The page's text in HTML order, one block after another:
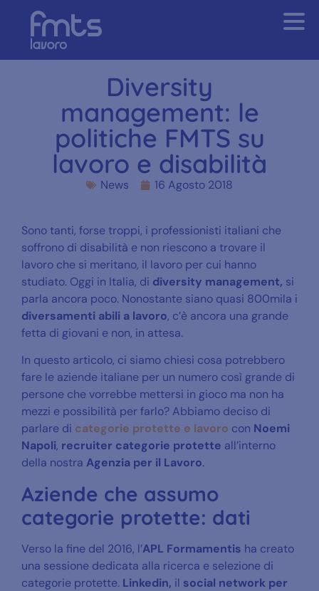
Diversity
management: le
politiche FMTS su
lavoro e disabilità
News 16 Agosto 2018
Sono tanti, forse troppi, i professionisti italiani che
soffrono di disabilità e non riescono a trovare il
lavoro che si meritano, il lavoro per cui hanno
studiato. Oggi in Italia, di diversity management, si
parla ancora poco. Nonostante siano quasi 800mila i
diversamenti abili a lavoro, c’è ancora una grande
fetta di giovani e non, in attesa.
In questo articolo, ci siamo chiesi cosa potrebbero
fare le aziende italiane per un numero così grande di
persone che vorrebbe mettersi in gioco ma non ha
mezzi e possibilità per farlo? Abbiamo deciso di
parlare di categorie protette e lavoro con Noemi
Napoli, recruiter categorie protette all’interno
della nostra Agenzia per il Lavoro.
Aziende che assumo
categorie protette: dati
Verso la fine del 2016, l’APL Formamentis ha creato
una sessione dedicata alla ricerca e selezione di
categorie protette. Linkedin, il social network per